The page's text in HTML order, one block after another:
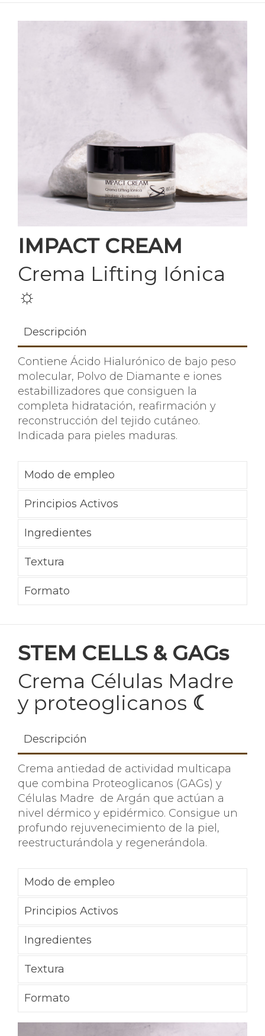
IMPACT CREAM
Crema Lifting Iónica
☼
Descripción
Contiene Ácido Hialurónico de bajo peso
molecular, Polvo de Diamante e iones
estabillizadores que consiguen la
completa hidratación, reafirmación y
reconstrucción del tejido cutáneo.
Indicada para pieles maduras.
Modo de empleo
Principios Activos
Ingredientes
Textura
Formato
STEM CELLS & GAGs
Crema Células Madre
y proteoglicanos ☾
Descripción
Crema antiedad de actividad multicapa
que combina Proteoglicanos (GAGs) y
Células Madre de Argán que actúan a
nivel dérmico y epidérmico. Consigue un
profundo rejuvenecimiento de la piel,
reestructurándola y regenerándola.
Modo de empleo
Principios Activos
Ingredientes
Textura
Formato